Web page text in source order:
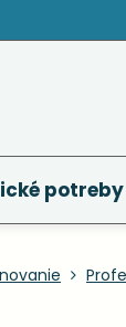
potreby